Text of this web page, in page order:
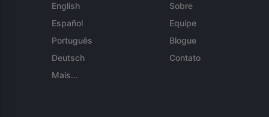
English
Español
Português
Deutsch
Mais...
Sobre
Equipe
Blogue
Contato